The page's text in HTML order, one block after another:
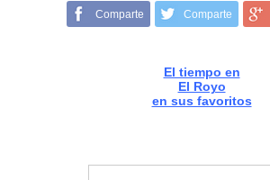
Comparte Comparte
El tiempo en
El Royo
en sus favoritos